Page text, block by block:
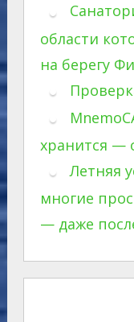
области
на берегу
хранится —
Летняя
многие
— даже